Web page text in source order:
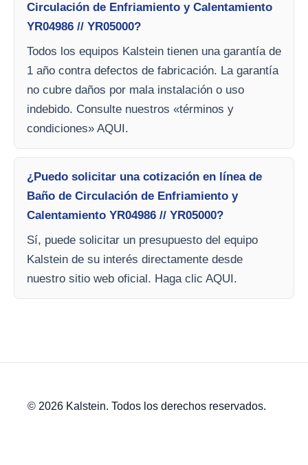
Circulación de Enfriamiento y Calentamiento
YR04986 // YR05000?
Todos los equipos Kalstein tienen una garantía de
1 año contra defectos de fabricación. La garantía
no cubre daños por mala instalación o uso
indebido. Consulte nuestros «términos y
condiciones» AQUI.
¿Puedo solicitar una cotización en línea de
Baño de Circulación de Enfriamiento y
Calentamiento YR04986 // YR05000?
Sí, puede solicitar un presupuesto del equipo
Kalstein de su interés directamente desde
nuestro sitio web oficial. Haga clic AQUI.
© 2026 Kalstein. Todos los derechos reservados.